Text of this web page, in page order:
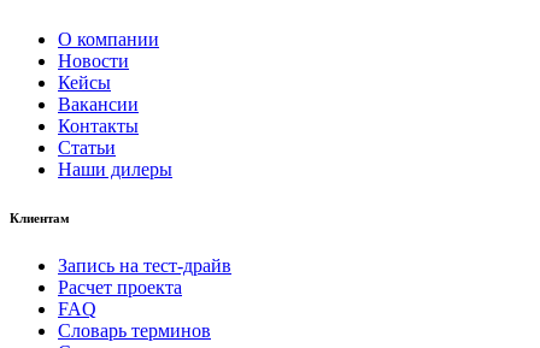
О компании
Новости
Кейсы
Вакансии
Контакты
Статьи
Наши дилеры
Клиентам
Запись на тест-драйв
Расчет проекта
FAQ
Словарь терминов